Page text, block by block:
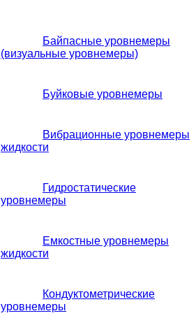
Байпасные уровнемеры
(визуальные уровнемеры)
Буйковые уровнемеры
Вибрационные уровнемеры
жидкости
Гидростатические
уровнемеры
Емкостные уровнемеры
жидкости
Кондуктометрические
уровнемеры